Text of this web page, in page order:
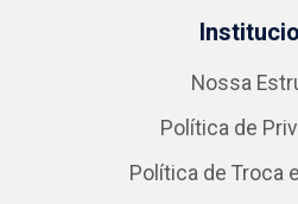
Nossa
Política de
Política de Troca